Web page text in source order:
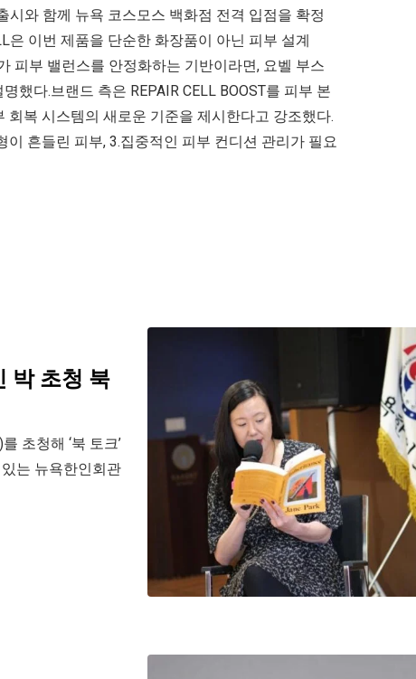
시와 함께 뉴욕 코스모스 백화점 전격 입점을 확정
은 이번 제품을 단순한 화장품이 아닌 피부 설계
피부 밸런스를 안정화하는 기반이라면, 요벨 부스
했다.브랜드 측은 REPAIR CELL BOOST를 피부 본
복 시스템의 새로운 기준을 제시한다고 강조했다.
흔들린 피부, 3.집중적인 피부 컨디션 관리가 필요
박 초청 북
초청해 ‘북 토크’
는 뉴욕한인회관